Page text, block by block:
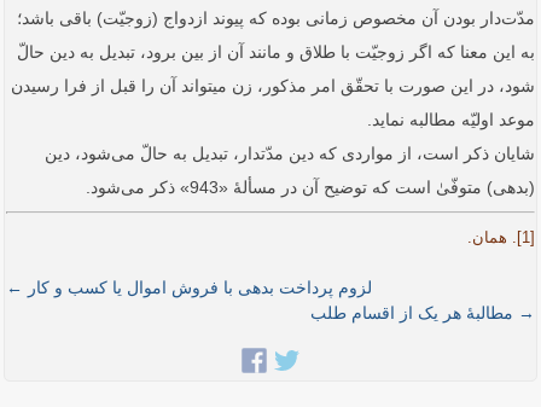
مدّت‌دار بودن آن مخصوص زمانی بوده که پیوند ازدواج (زوجیّت) باقی باشد؛
‌به این معنا که اگر زوجیّت با طلاق و مانند آن از بین برود‌، تبدیل به دین حالّ
شود، در این صورت با تحقّق امر مذکور، زن می­تواند آن را قبل از فرا رسیدن
موعد اولیّه مطالبه نماید.
شایان ذکر است، از مواردی که دین مدّت­دار، تبدیل به حالّ می‌شود، دین
(بدهی) متوفّیٰ است که توضیح آن در مسألۀ «943» ذکر می‌شود.
[1]. همان.
لزوم پرداخت بدهی با فروش اموال یا کسب و کار ←
→ مطالبۀ هر یک از اقسام طلب